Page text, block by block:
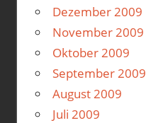
Dezember 2009
November 2009
Oktober 2009
September 2009
August 2009
Juli 2009